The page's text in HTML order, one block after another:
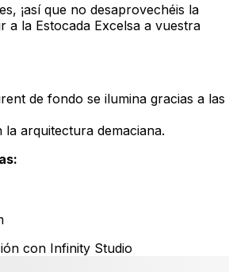
¡así que no desaprovechéis la
a la Estocada Excelsa a vuestra
de fondo se ilumina gracias a las
arquitectura demaciana.
con Infinity Studio